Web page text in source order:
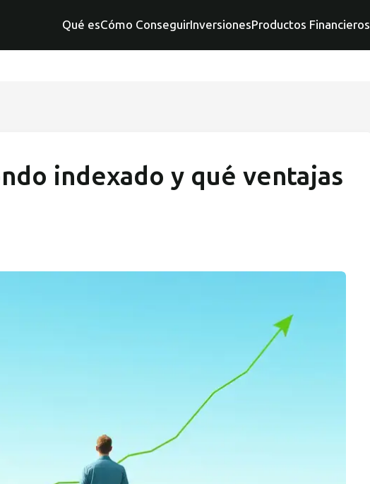
Qué esCómo ConseguirInversionesProductos Financieros
indexado y qué ventajas